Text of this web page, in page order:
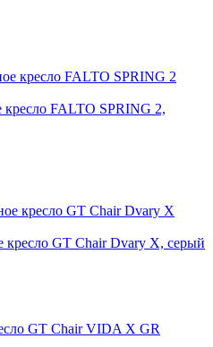
FALTO SPRING 2,
GT Chair Dvary X, серый